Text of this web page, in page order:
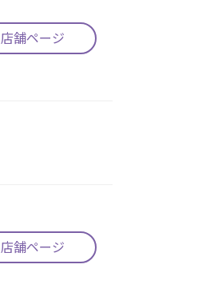
店舗ページ
店舗ページ